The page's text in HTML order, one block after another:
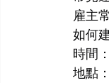
雇主
如何
時間
地點